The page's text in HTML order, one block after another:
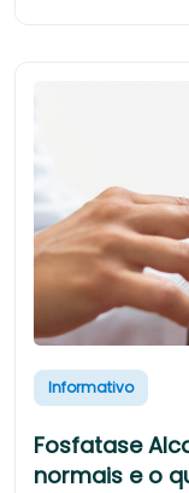
Informativo
Fosfatase
normais e o